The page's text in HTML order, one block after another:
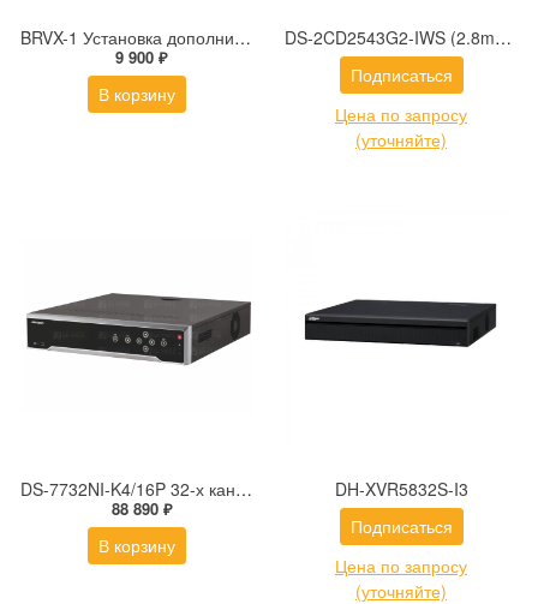
BRVX-1 Установка дополнительного жесткого диска 2 ТБ
9 900 ₽
В корзину
DS-2CD2543G2-IWS (2.8mm) 4Мп уличная компактная IP-камера с Wi-Fi, EXIR-подсветкой до 30м и технологией AcuSense
Подписаться
Цена по запросу
(уточняйте)
DS-7732NI-K4/16P 32-х канальный IP-видеорегистратор с PoE Hikvision
88 890 ₽
В корзину
DH-XVR5832S-I3
Подписаться
Цена по запросу
(уточняйте)